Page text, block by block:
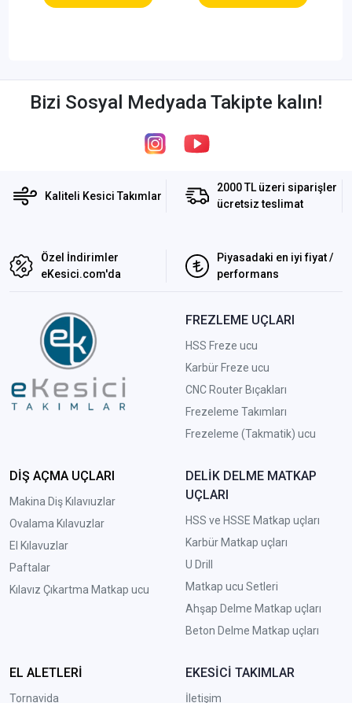
Bizi Sosyal Medyada Takipte kalın!
Kaliteli Kesici Takımlar
2000 TL üzeri siparişler
ücretsiz teslimat
Özel İndirimler
eKesici.com'da
Piyasadaki en iyi fiyat /
performans
FREZLEME UÇLARI
HSS Freze ucu
Karbür Freze ucu
CNC Router Bıçakları
Frezeleme Takımları
Frezeleme (Takmatik) ucu
DİŞ AÇMA UÇLARI
Makina Diş Kılavıuzlar
Ovalama Kılavuzlar
El Kılavuzlar
Paftalar
Kılavız Çıkartma Matkap ucu
DELİK DELME MATKAP
UÇLARI
HSS ve HSSE Matkap uçları
Karbür Matkap uçları
U Drill
Matkap ucu Setleri
Ahşap Delme Matkap uçları
Beton Delme Matkap uçları
EL ALETLERİ
Tornavida
EKESİCİ TAKIMLAR
İletişim